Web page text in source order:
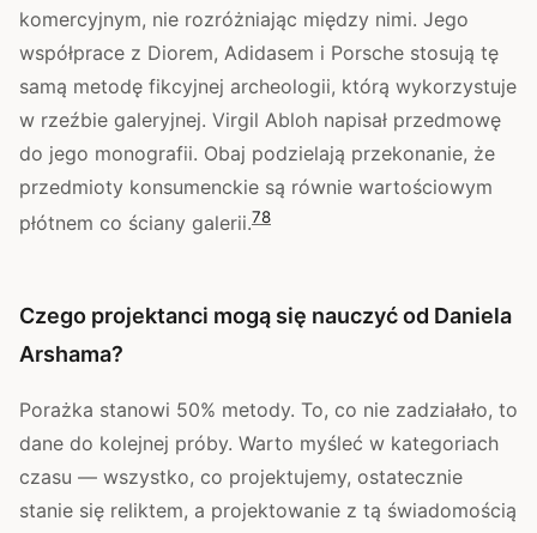
komercyjnym, nie rozróżniając między nimi. Jego
współprace z Diorem, Adidasem i Porsche stosują tę
samą metodę fikcyjnej archeologii, którą wykorzystuje
w rzeźbie galeryjnej. Virgil Abloh napisał przedmowę
do jego monografii. Obaj podzielają przekonanie, że
przedmioty konsumenckie są równie wartościowym
płótnem co ściany galerii.78
Czego projektanci mogą się nauczyć od Daniela
Arshama?
Porażka stanowi 50% metody. To, co nie zadziałało, to
dane do kolejnej próby. Warto myśleć w kategoriach
czasu — wszystko, co projektujemy, ostatecznie
stanie się reliktem, a projektowanie z tą świadomością